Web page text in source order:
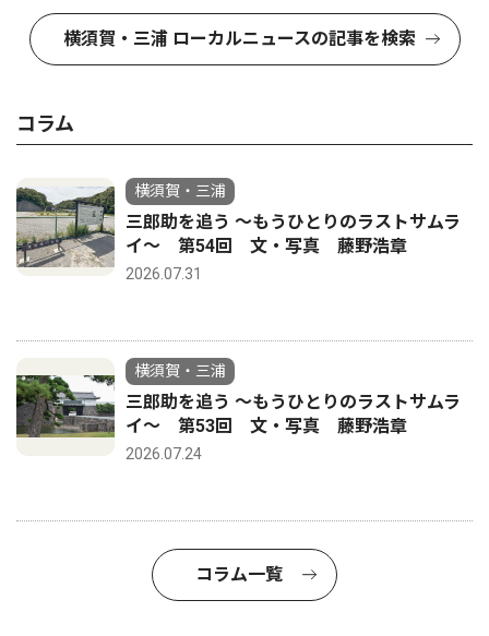
横須賀・三浦 ローカルニュースの記事を検索
コラム
横須賀・三浦
三郎助を追う 〜もうひとりのラストサムラ
イ〜 第54回 文・写真 藤野浩章
2026.07.31
横須賀・三浦
三郎助を追う 〜もうひとりのラストサムラ
イ〜 第53回 文・写真 藤野浩章
2026.07.24
コラム一覧